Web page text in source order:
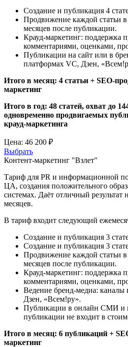
Создание и публикация 4
Продвижение каждой статьи
месяцев после публикации.
Крауд-маркетинг: поддержка
комментариями, оценками,
Публикации на сайт или в
платформах VC, Дзен,
Итого в месяц: 4 статьи + SEO-
маркетинг
Итого в год: 48 статей, охват до
одновременно продвигаемых
крауд-маркетинга
Цена: 46 200 ₽
Выбрать
Контент-маркетинг "Взлет"
Тариф для PR и информационной
ЦА, создания положительного
системах. Даёт отличный результат
месяцев.
В тариф входит следующий
Создание и публикация 3
Создание и публикация 3
Продвижение каждой статьи
месяцев после публикации.
Крауд-маркетинг: поддержка
комментариями, оценками,
Ведение бренд-медиа: каналы
Дзен, «Всем!ру».
Публикации в онлайн СМИ и
публикации не входит в
Итого в месяц: 6 публикаций +
маркетинг